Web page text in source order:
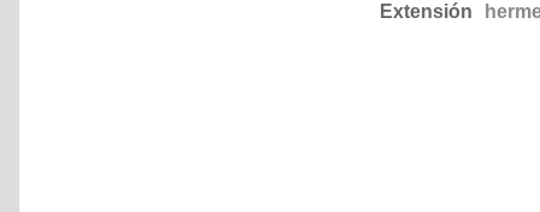
Extensión